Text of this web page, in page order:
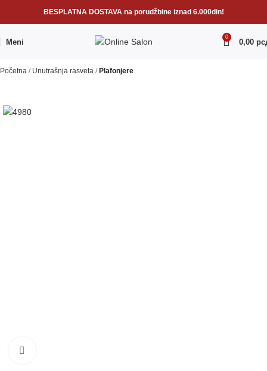
BESPLATNA DOSTAVA na porudžbine iznad 6.000din!
Meni
0
0,00
Početna Unutrašnja rasveta Plafonjere